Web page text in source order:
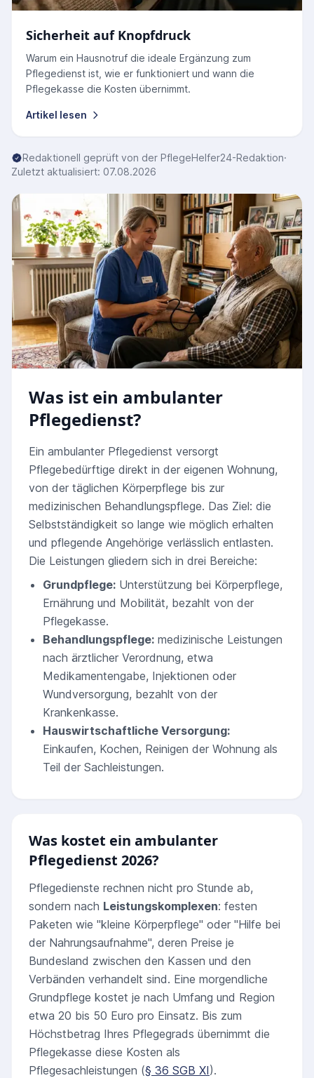
Sicherheit auf Knopfdruck
Warum ein Hausnotruf die ideale Ergänzung zum
Pflegedienst ist, wie er funktioniert und wann die
Pflegekasse die Kosten übernimmt.
Artikel lesen
Redaktionell geprüft von der PflegeHelfer24-Redaktion·
Zuletzt aktualisiert: 07.08.2026
Was ist ein ambulanter
Pflegedienst?
Ein ambulanter Pflegedienst versorgt
Pflegebedürftige direkt in der eigenen Wohnung,
von der täglichen Körperpflege bis zur
medizinischen Behandlungspflege. Das Ziel: die
Selbstständigkeit so lange wie möglich erhalten
und pflegende Angehörige verlässlich entlasten.
Die Leistungen gliedern sich in drei Bereiche:
Grundpflege: Unterstützung bei Körperpflege,
Ernährung und Mobilität, bezahlt von der
Pflegekasse.
Behandlungspflege: medizinische Leistungen
nach ärztlicher Verordnung, etwa
Medikamentengabe, Injektionen oder
Wundversorgung, bezahlt von der
Krankenkasse.
Hauswirtschaftliche Versorgung:
Einkaufen, Kochen, Reinigen der Wohnung als
Teil der Sachleistungen.
Was kostet ein ambulanter
Pflegedienst 2026?
Pflegedienste rechnen nicht pro Stunde ab,
sondern nach Leistungskomplexen: festen
Paketen wie "kleine Körperpflege" oder "Hilfe bei
der Nahrungsaufnahme", deren Preise je
Bundesland zwischen den Kassen und den
Verbänden verhandelt sind. Eine morgendliche
Grundpflege kostet je nach Umfang und Region
etwa 20 bis 50 Euro pro Einsatz. Bis zum
Höchstbetrag Ihres Pflegegrads übernimmt die
Pflegekasse diese Kosten als
Pflegesachleistungen (§ 36 SGB XI).